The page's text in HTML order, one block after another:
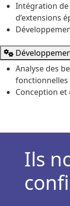
Intégration
d’extensions
Analyse des
fonctionnelles
Conception et
Ils